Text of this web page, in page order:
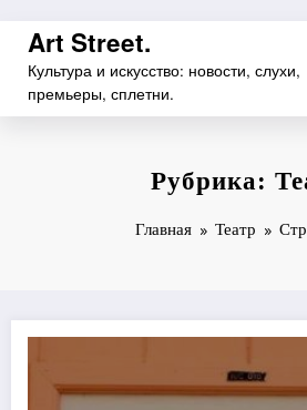
Перейти
содержимому
Art Street.
Культура и искусство: новости, слухи,
премьеры, сплетни.
Рубрика:
Главная Театр